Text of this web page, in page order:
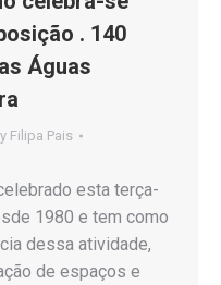
. 140
Águas
Filipa Pais
esta terça-
1980 e tem como
dessa atividade,
de espaços e